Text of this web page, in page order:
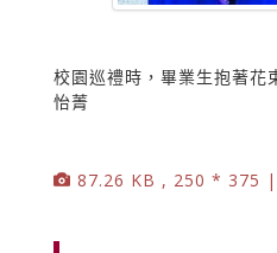
校園巡禮時，畢業生抱著
怡菁
87.26 KB , 250 * 375 |